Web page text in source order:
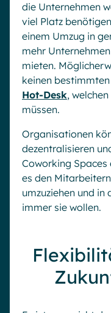
die Unternehmen
viel Platz
einem Umzug in
mehr
mieten.
keinen
Hot-Desk,
müssen.
Organisationen
dezentralisieren
Coworking Spaces
es den
umzuziehen und in
immer sie wollen.